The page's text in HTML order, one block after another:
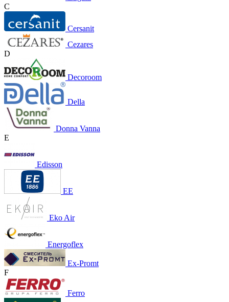
C
Cersanit
Cezares
D
Decoroom
Della
Donna Vanna
E
Edisson
EE
Eko Air
Energoflex
Ex-Promt
F
Ferro